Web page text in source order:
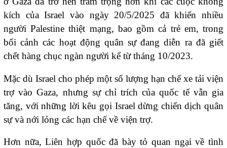
kích của Israel vào ngày 20/5/2025 đã khiến nhiều
người Palestine thiệt mạng, bao gồm cả trẻ em, trong
bối cảnh các hoạt động quân sự đang diễn ra đã giết
chết hàng chục ngàn người kể từ tháng 10/2023.
Mặc dù Israel cho phép một số lượng hạn chế xe tải viện
trợ vào Gaza, nhưng sự chỉ trích của quốc tế vẫn gia
tăng, với những lời kêu gọi Israel dừng chiến dịch quân
sự và nới lỏng các hạn chế về viện trợ.
Hơn nữa, Liên hợp quốc đã bày tỏ quan ngại về tình